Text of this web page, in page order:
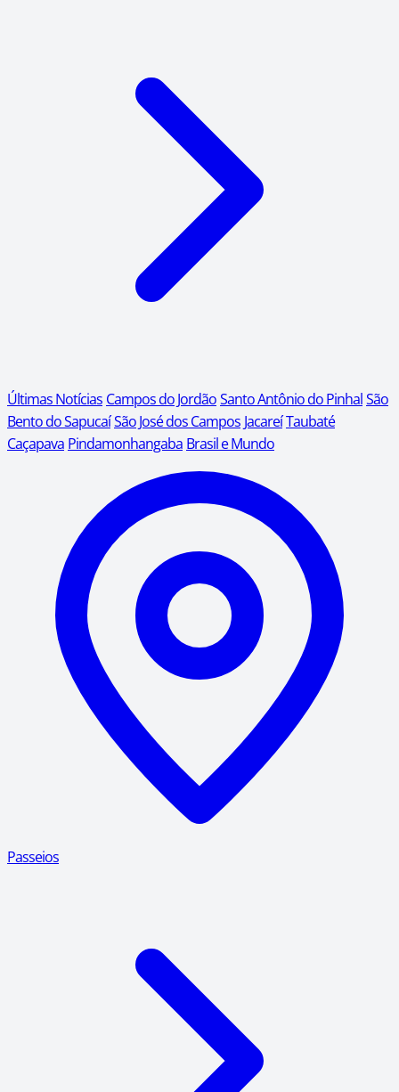
Últimas Notícias Campos do JordãoSanto Antônio do PinhalSão
Bento do SapucaíSão José dos Campos JacareíTaubaté
Caçapava Pindamonhangaba Brasil e Mundo
Passeios